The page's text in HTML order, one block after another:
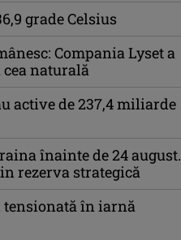
grade Celsius
Compania Lyset a
naturală
active de 237,4 miliarde
înainte de 24 august.
rezerva strategică
tensionată în iarnă